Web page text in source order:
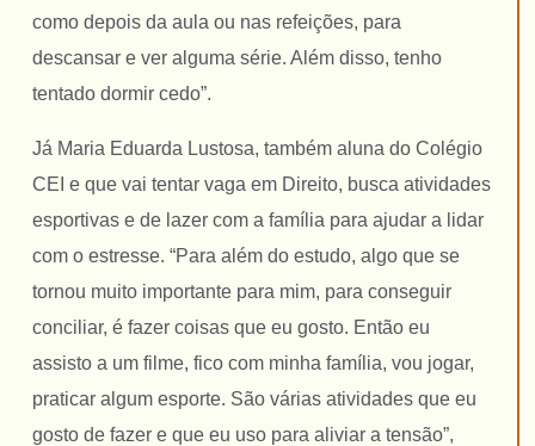
como depois da aula ou nas refeições, para
descansar e ver alguma série. Além disso, tenho
tentado dormir cedo”.
Já Maria Eduarda Lustosa, também aluna do Colégio
CEI e que vai tentar vaga em Direito, busca atividades
esportivas e de lazer com a família para ajudar a lidar
com o estresse. “Para além do estudo, algo que se
tornou muito importante para mim, para conseguir
conciliar, é fazer coisas que eu gosto. Então eu
assisto a um filme, fico com minha família, vou jogar,
praticar algum esporte. São várias atividades que eu
gosto de fazer e que eu uso para aliviar a tensão”,